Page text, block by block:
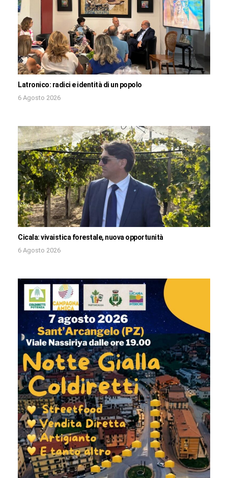
Latronico: radici e identità di un popolo
6 Agosto 2026
Cicala: vivaistica forestale, nuova opportunità
6 Agosto 2026